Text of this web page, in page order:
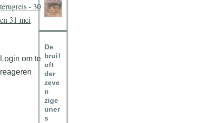
terugreis - 30
en 31 mei
Login om te
reageren
De
bruil
oft
der
zeve
n
zige
uner
s